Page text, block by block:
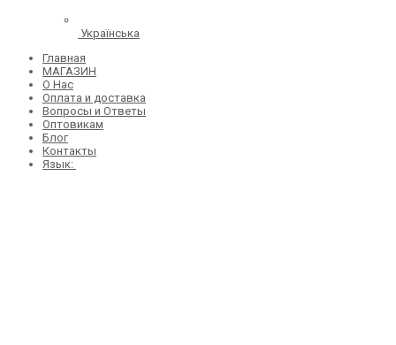
Українська
Главная
МАГАЗИН
О Нас
Оплата и доставка
Вопросы и Ответы
Оптовикам
Блог
Контакты
Язык: